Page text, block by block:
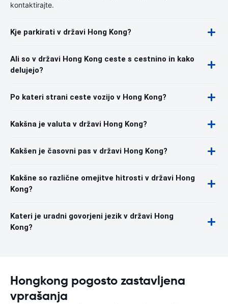
kontaktirajte.
Kje parkirati v državi Hong Kong?
Ali so v državi Hong Kong ceste s cestnino in kako
delujejo?
Po kateri strani ceste vozijo v Hong Kong?
Kakšna je valuta v državi Hong Kong?
Kakšen je časovni pas v državi Hong Kong?
Kakšne so različne omejitve hitrosti v državi Hong
Kong?
Kateri je uradni govorjeni jezik v državi Hong
Kong?
Hongkong pogosto zastavljena
vprašanja